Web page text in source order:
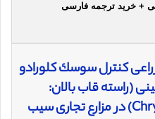
+ خرید ترجمه فارسی
زراعی كنترل سوسك كلورادو
(راسته قاب بالان:
Chrysomelidae) در مزارع تجاری سیب